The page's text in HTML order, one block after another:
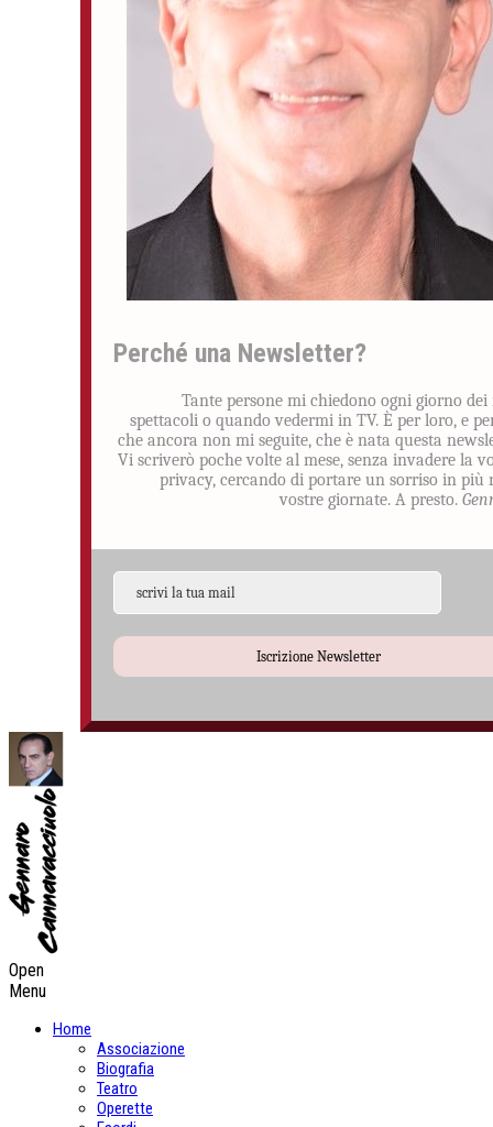
Perché una Newsletter?
Tante persone mi chiedono ogni giorno dei
spettacoli o quando vedermi in TV. È per loro, e
che ancora non mi seguite, che è nata questa
Vi scriverò poche volte al mese, senza invadere la
privacy, cercando di portare un sorriso in più
vostre giornate. A presto.
Iscrizione Newsletter
Open
Menu
Home
Associazione
Biografia
Teatro
Operette